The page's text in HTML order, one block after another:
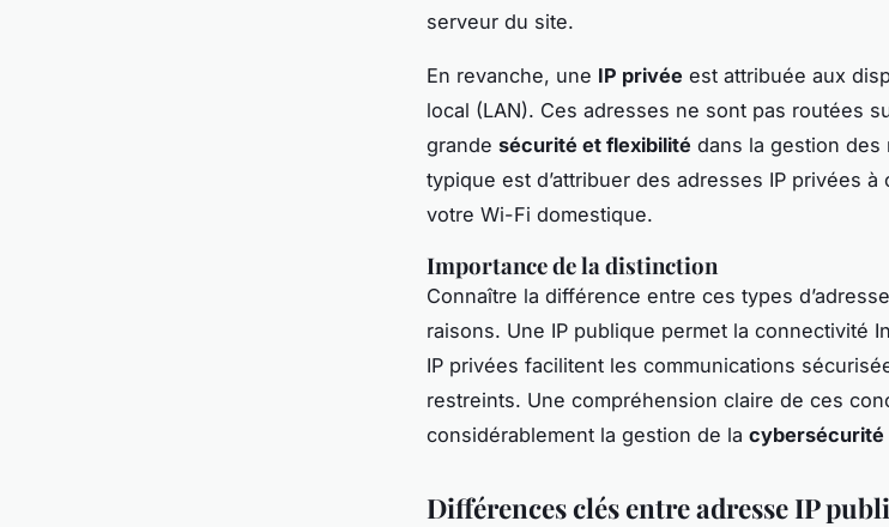
serveur du site.
En revanche, une IP privée est attribuée aux
local (LAN). Ces adresses ne sont pas routées
grande sécurité et flexibilité dans la gestion des
typique est d’attribuer des adresses IP privées
votre Wi-Fi domestique.
Importance de la distinction
Connaître la différence entre ces types
raisons. Une IP publique permet la connectivité
IP privées facilitent les communications
restreints. Une compréhension claire de ces
considérablement la gestion de la cybersécurité
Différences clés entre adresse IP